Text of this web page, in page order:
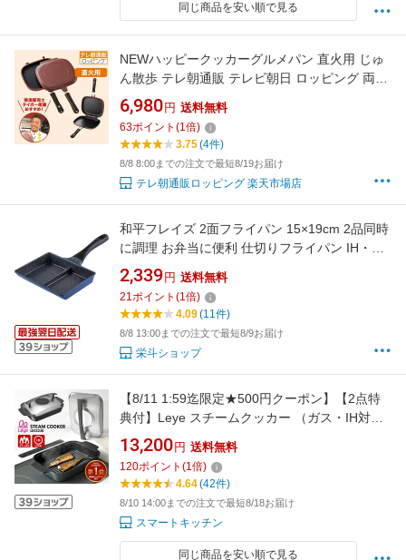
同じ商品を安い順で見る
NEWハッピークッカーグルメパン 直火用 じゅ
ん散歩 テレ朝通販 テレビ朝日 ロッピング 両面
焼き 時短 圧力効果 レシピ付き タイガー尾藤お
すすめ
6,980 円 送料無料
63ポイント (1倍)
3.75(4件)
8/8 8:00までの注文で最短8/19お届け
テレ朝通販ロッピング 楽天市場店
和平フレイズ 2面フライパン 15×19cm 2品同時
に調理 お弁当に便利 仕切りフライパン IH・ガ
ス対応 ひるもぐ RB-1296
2,339 円 送料無料
21ポイント (1倍)
4.09(11件)
8/8 13:00までの注文で最短8/9お届け
栄斗ショップ
【8/11 1:59迄限定★500円クーポン】【2点特
典付】Leye スチームクッカー （ガス・IH対応
蒸す 焼く 蒸し焼き フタ自立 波型プレート 時短
調理 節約 焼き魚 ステーキ ヘルシー）【ポイン
ト10倍/送料無料/選べるおまけ付】【p0819】
13,200 円 送料無料
120ポイント (1倍)
4.64(42件)
8/10 14:00までの注文で最短8/18お届け
スマートキッチン
同じ商品を安い順で見る